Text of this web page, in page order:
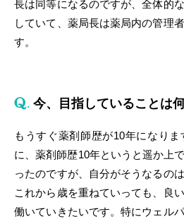
長は同等になるのですが、全体的
していて、薬局長は薬局内の管理
す。
今、目指していることは
もうすぐ薬剤師歴が10年になり
に、薬剤師歴10年というと遥か上
ったのですが、自分がそうなるの
これから歳を重ねていっても、良
働いていきたいです。特にウェル